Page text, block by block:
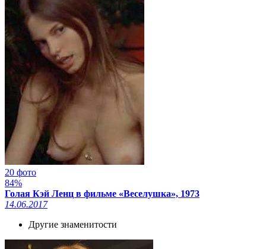
20 фото
84%
Голая Кэй Ленц в фильме «Веселушка», 1973
14.06.2017
Другие знаменитости